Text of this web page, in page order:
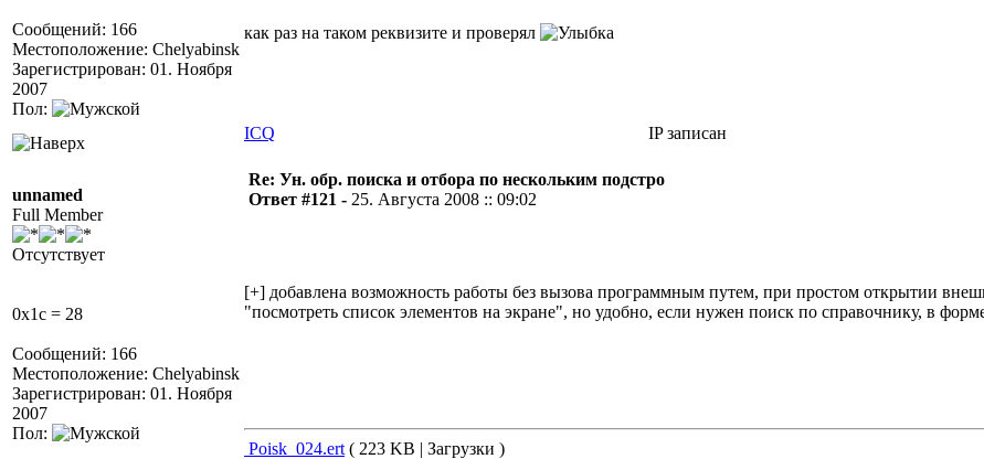
Сообщений: 166
Местоположение: Chelyabinsk
Зарегистрирован: 01. Ноября
2007
Пол:
как раз на таком реквизите и проверял
ICQ IP записан
unnamed
Full Member
Отсутствует
0x1c = 28
Сообщений: 166
Местоположение: Chelyabinsk
Зарегистрирован: 01. Ноября
2007
Пол:
Re: Ун. обр. поиска и отбора по нескольким подстро
Ответ #121 - 25. Августа 2008 :: 09:02
[+] добавлена возможность работы без вызова программным путем, при простом открытии
"посмотреть список элементов на экране", но удобно, если нужен поиск по справочнику, в
Poisk_024.ert ( 223 KB | Загрузки )